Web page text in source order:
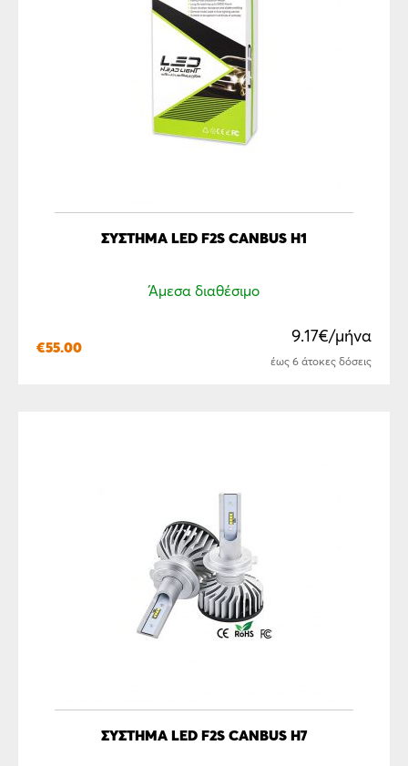
ΣΎΣΤΗΜΑ LED F2S CANBUS H1
Άμεσα διαθέσιμο
€55.00
9.17€/μήνα
έως 6 άτοκες δόσεις
ΣΎΣΤΗΜΑ LED F2S CANBUS H7